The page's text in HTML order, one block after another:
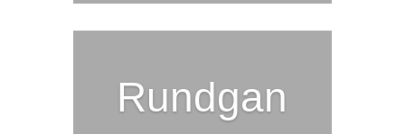
Rundgan